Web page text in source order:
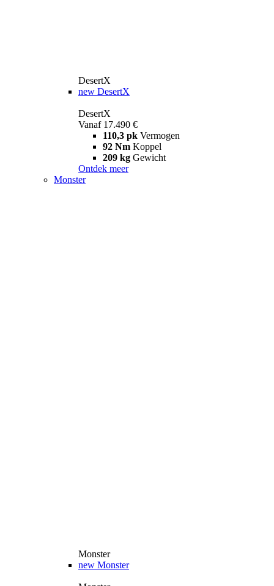
DesertX
new DesertX
DesertX
Vanaf 17.490 €
110,3 pk Vermogen
92 Nm Koppel
209 kg Gewicht
Ontdek meer
Monster
Monster
new Monster